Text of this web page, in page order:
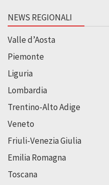
NEWS REGIONALI
Valle d’Aosta
Piemonte
Liguria
Lombardia
Trentino-Alto Adige
Veneto
Friuli-Venezia Giulia
Emilia Romagna
Toscana